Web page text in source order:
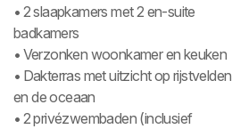
•⁠ ⁠2 slaapkamers met 2 en-suite
badkamers
•⁠ ⁠Verzonken woonkamer en keuken
•⁠ ⁠Dakterras met uitzicht op rijstvelden
en de oceaan
•⁠ ⁠2 privézwembaden (inclusief